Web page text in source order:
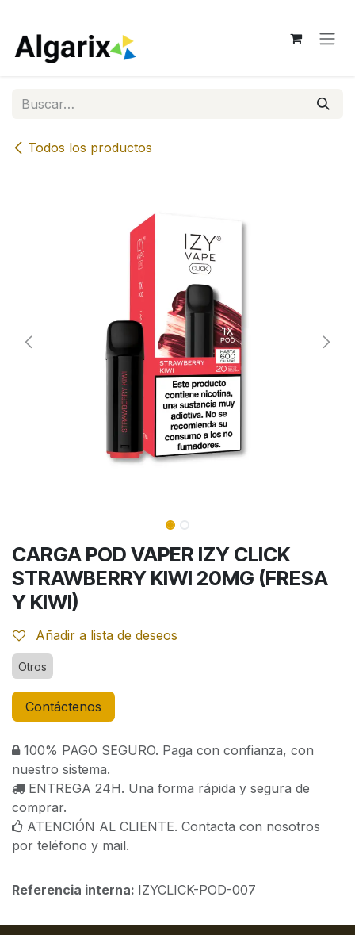
Todos los productos
CARGA POD VAPER IZY CLICK
STRAWBERRY KIWI 20MG (FRESA
Y KIWI)
Añadir a lista de deseos
Otros
Contáctenos
100% PAGO SEGURO. Paga con confianza, con
nuestro sistema.
ENTREGA 24H. Una forma rápida y segura de
comprar.
ATENCIÓN AL CLIENTE. Contacta con nosotros
por teléfono y mail.
Referencia interna: IZYCLICK-POD-007